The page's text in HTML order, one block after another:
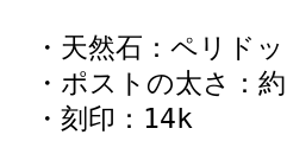
・天然石：ペリド
・ポストの太さ：
・刻印：14k